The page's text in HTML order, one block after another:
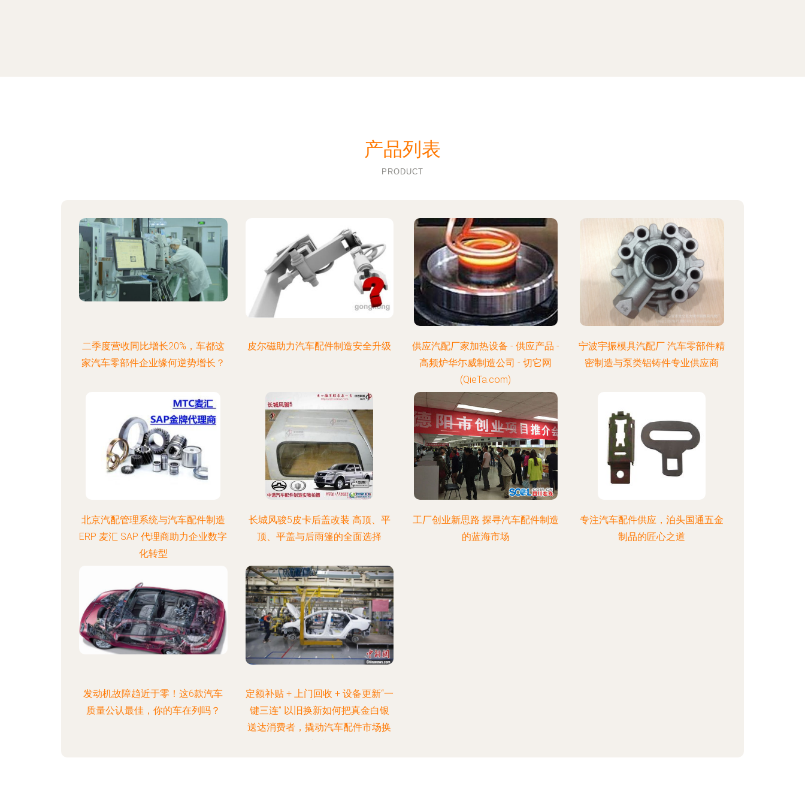
产品列表
PRODUCT
二季度营收同比增长20%，车都这
家汽车零部件企业缘何逆势增长？
皮尔磁助力汽车配件制造安全升级
供应汽配厂家加热设备 - 供应产品 -
高频炉华尓威制造公司 - 切它网
(QieTa.com)
宁波宇振模具汽配厂 汽车零部件精
密制造与泵类铝铸件专业供应商
北京汽配管理系统与汽车配件制造
ERP 麦汇 SAP 代理商助力企业数字
化转型
长城风骏5皮卡后盖改装 高顶、平
顶、平盖与后雨篷的全面选择
工厂创业新思路 探寻汽车配件制造
的蓝海市场
专注汽车配件供应，泊头国通五金
制品的匠心之道
发动机故障趋近于零！这6款汽车
质量公认最佳，你的车在列吗？
定额补贴 + 上门回收 + 设备更新“一
键三连” 以旧换新如何把真金白银
送达消费者，撬动汽车配件市场换